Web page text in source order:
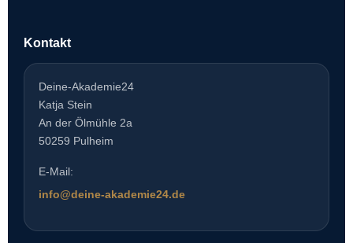
Kontakt
Deine-Akademie24
Katja Stein
An der Ölmühle 2a
50259 Pulheim
E-Mail:
info@deine-akademie24.de